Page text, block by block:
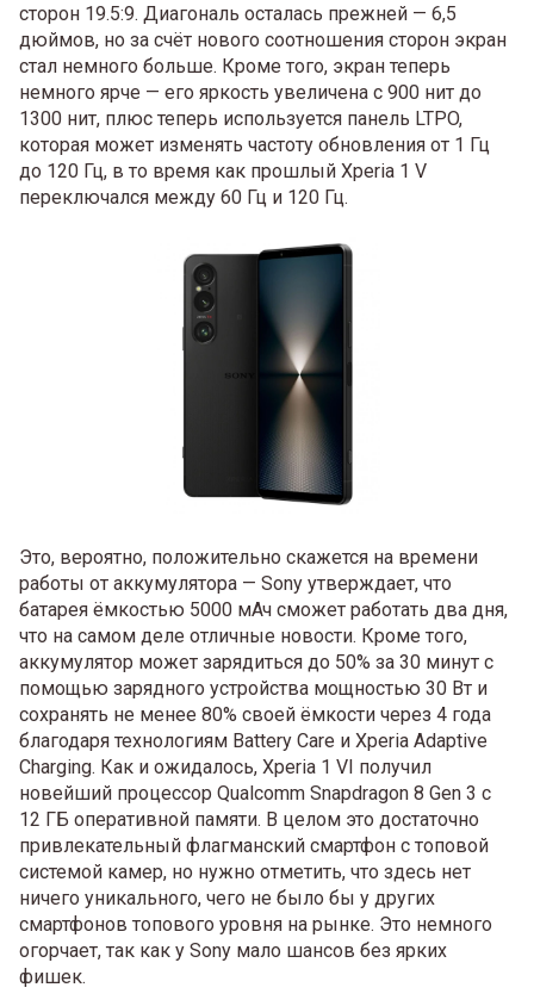
сторон 19.5:9. Диагональ осталась прежней — 6,5
дюймов, но за счёт нового соотношения сторон экран
стал немного больше. Кроме того, экран теперь
немного ярче — его яркость увеличена с 900 нит до
1300 нит, плюс теперь используется панель LTPO,
которая может изменять частоту обновления от 1 Гц
до 120 Гц, в то время как прошлый Xperia 1 V
переключался между 60 Гц и 120 Гц.
Это, вероятно, положительно скажется на времени
работы от аккумулятора — Sony утверждает, что
батарея ёмкостью 5000 мАч сможет работать два дня,
что на самом деле отличные новости. Кроме того,
аккумулятор может зарядиться до 50% за 30 минут с
помощью зарядного устройства мощностью 30 Вт и
сохранять не менее 80% своей ёмкости через 4 года
благодаря технологиям Battery Care и Xperia Adaptive
Charging. Как и ожидалось, Xperia 1 VI получил
новейший процессор Qualcomm Snapdragon 8 Gen 3 с
12 ГБ оперативной памяти. В целом это достаточно
привлекательный флагманский смартфон с топовой
системой камер, но нужно отметить, что здесь нет
ничего уникального, чего не было бы у других
смартфонов топового уровня на рынке. Это немного
огорчает, так как у Sony мало шансов без ярких
фишек.